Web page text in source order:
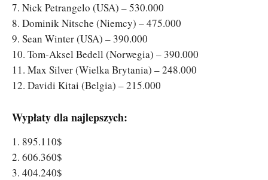
7. Nick Petrangelo (USA) – 530.000
8. Dominik Nitsche (Niemcy) – 475.000
9. Sean Winter (USA) – 390.000
10. Tom-Aksel Bedell (Norwegia) – 390.000
11. Max Silver (Wielka Brytania) – 248.000
12. Davidi Kitai (Belgia) – 215.000
Wypłaty dla najlepszych:
1. 895.110$
2. 606.360$
3. 404.240$